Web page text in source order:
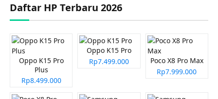
Daftar HP Terbaru 2026
Oppo K15 Pro
Plus
Rp8.499.000
Oppo K15 Pro
Rp7.499.000
Poco X8 Pro Max
Rp7.999.000